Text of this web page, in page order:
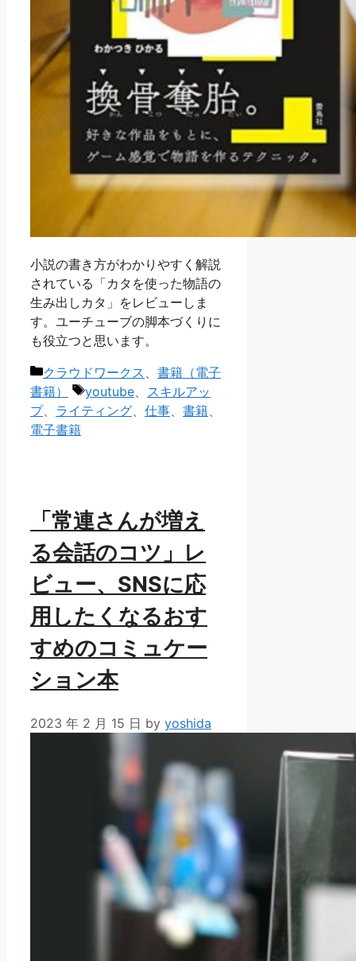
小説の書き方がわかりやすく解説
されている「カタを使った物語の
生み出しカタ」をレビューしま
す。ユーチューブの脚本づくりに
も役立つと思います。
カ
テ
ゴ
リ
クラウドワークス 、 書籍（電子
書籍）
タ
グ
youtube、 スキルアッ
プ、 ライティング、 仕事、 書籍、
電子書籍
「常連さんが増え
る会話のコツ」レ
ビュー、SNSに応
用したくなるおす
すめのコミュケー
ション本
2023 年 2 月 15 日 by yoshida